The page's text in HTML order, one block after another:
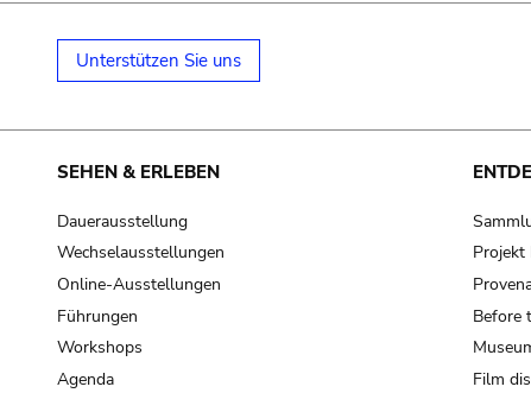
Unterstützen Sie uns
SEHEN & ERLEBEN
Dauerausstellung
Wechselausstellungen
Online-Ausstellungen
Führungen
Workshops
Agenda
Projekt
Before
Film